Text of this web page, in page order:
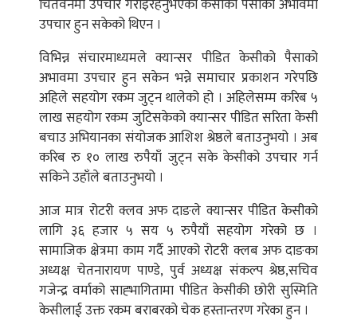
चितवनमा उपचार गराइरहनुभएकी केसीको पैसाको अभावमा
उपचार हुन सकेको थिएन ।
विभिन्न संचारमाध्यमले क्यान्सर पीडित केसीको पैसाको
अभावमा उपचार हुन सकेन भन्ने समाचार प्रकाशन गरेपछि
अहिले सहयोग रकम जुट्न थालेको हो । अहिलेसम्म करिब ५
लाख सहयोग रकम जुटिसकेको क्यान्सर पीडित सरिता केसी
बचाउ अभियानका संयोजक आशिश श्रेष्ठले बताउनुभयो । अब
करिब रु १० लाख रुपैयाँ जुट्न सके केसीको उपचार गर्न
सकिने उहाँले बताउनुभयो ।
आज मात्र रोटरी क्लव अफ दाङले क्यान्सर पीडित केसीको
लागि ३६ हजार ५ सय ५ रुपैयाँ सहयोग गरेको छ ।
सामाजिक क्षेत्रमा काम गर्दै आएको रोटरी क्लब अफ दाङका
अध्यक्ष चेतनारायण पाण्डे, पुर्व अध्यक्ष संकल्प श्रेष्ठ,सचिव
गजेन्द्र वर्माको साह्भागितामा पीडित केसीकी छोरी सुस्मिति
केसीलाई उक्त रकम बराबरको चेक हस्तान्तरण गरेका हुन ।